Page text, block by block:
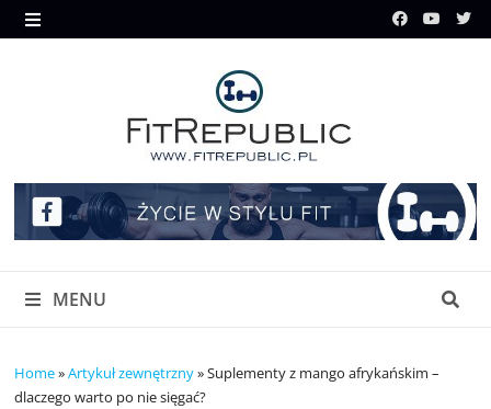
Skip
to
MENU
MENU
Home»Artykuł zewnętrzny»Suplementy z mango afrykańskim –
dlaczego warto po nie sięgać?